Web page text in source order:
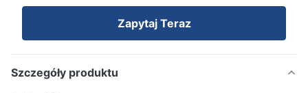
Zapytaj Teraz
Szczegóły produktu